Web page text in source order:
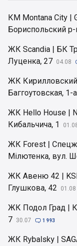
КМ Montana City |
Бориспольский
ЖК Scandia | БК
Луценка, 27 04.08
ЖК Кирилловский
Баггоутовская, 1-а
ЖК Hello House |
Кибальчича, 1
ЖК Forest |
Мілютенка, вул.
ЖК Авеню 42 |
Глушкова, 42
01.08
ЖК Подол Град |
7 30.07  1 993
ЖК Rybalsky |